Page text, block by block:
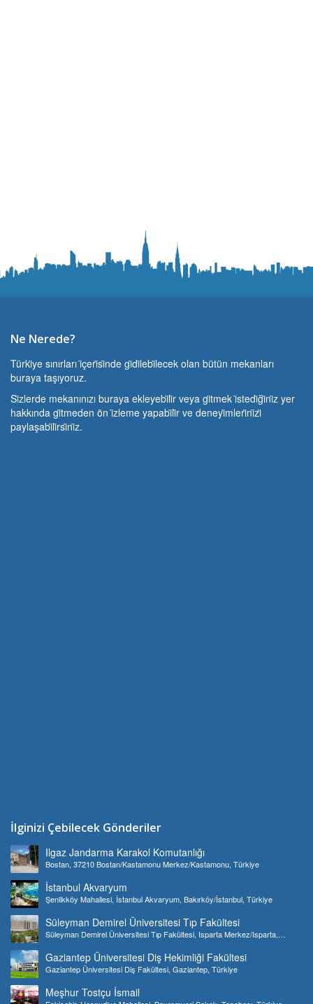
Ne Nerede?
Türki̇ye sınırları i̇çeri̇si̇nde gi̇di̇lebi̇lecek olan bütün mekanları
buraya taşıyoruz.
Si̇zlerde mekanınızı buraya ekleyebi̇li̇r veya gi̇tmek i̇stedi̇ği̇ni̇z yer
hakkında gi̇tmeden ön i̇zleme yapabi̇li̇r ve deneyi̇mleri̇ni̇zi̇
paylaşabi̇li̇rsi̇ni̇z.
İlginizi Çebilecek Gönderiler
Ilgaz Jandarma Karakol Komutanlığı
Bostan, 37210 Bostan/Kastamonu Merkez/Kastamonu, Türkiye
İstanbul Akvaryum
Şenlikköy Mahallesi, İstanbul Akvaryum, Bakırköy/İstanbul, Türkiye
Süleyman Demirel Üniversitesi Tıp Fakültesi
Süleyman Demirel Üniversitesi Tıp Fakültesi, Isparta Merkez/Isparta,
Gaziantep Üniversitesi Diş Hekimliği Fakültesi
Gaziantep Üniversitesi Diş Fakültesi, Gaziantep, Türkiye
Meşhur Tostçu İsmail